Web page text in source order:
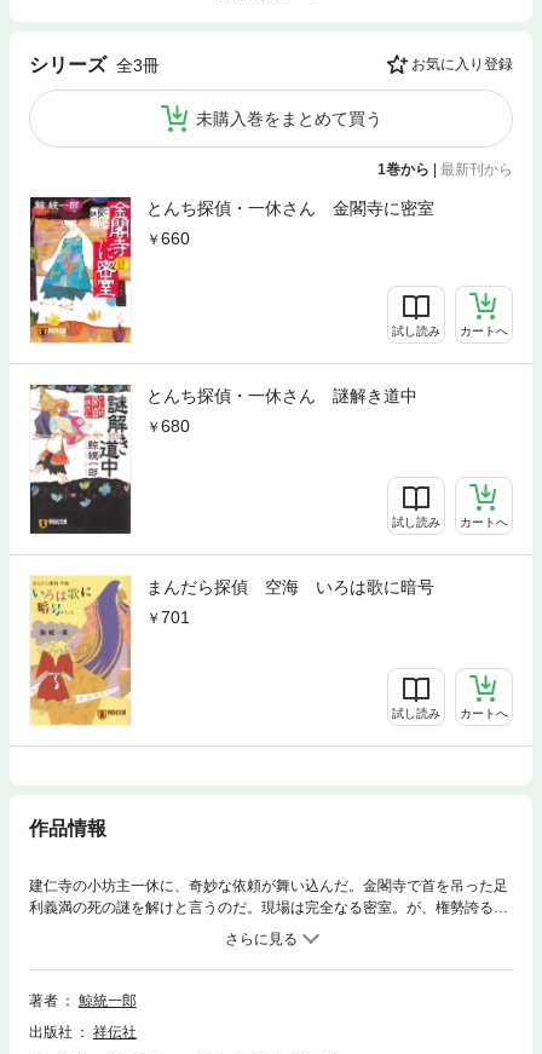
シリーズ 全3冊 お気に入り登録
未購入巻をまとめて買う
1巻から | 最新刊から
とんち探偵・一休さん 金閣寺に密室
660
試し読み カートへ
とんち探偵・一休さん 謎解き道中
680
試し読み カートへ
まんだら探偵 空海 いろは歌に暗号
701
試し読み カートへ
作品情報
建仁寺の小坊主一休に、奇妙な依頼が舞い込んだ。金閣寺で首を吊った足
利義満の死の謎を解けと言うのだ。現場は完全なる密室。が、権勢誇る義
満に自殺の動機はない…。一休は世阿弥らの協力を得て推理を開始、辿り
著者
鯨統一郎
出版社
祥伝社